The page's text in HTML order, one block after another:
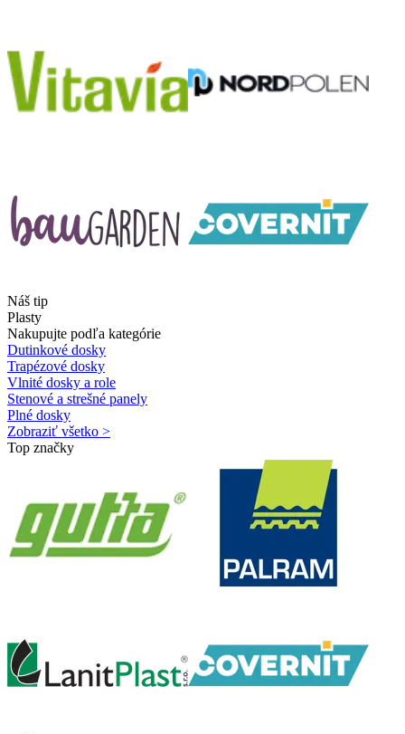
Náš tip
Plasty
Nakupujte podľa kategórie
Dutinkové dosky
Trapézové dosky
Vlnité dosky a role
Stenové a strešné panely
Plné dosky
Zobraziť všetko >
Top značky